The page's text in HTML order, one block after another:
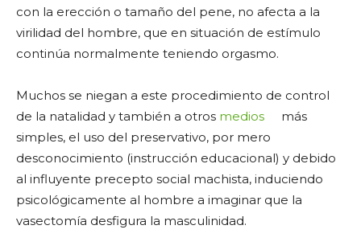
con la erección o tamaño del pene, no afecta a la
virilidad del hombre, que en situación de estímulo
continúa normalmente teniendo orgasmo.
Muchos se niegan a este procedimiento de control
de la natalidad y también a otros medios
más
simples, el uso del preservativo, por mero
desconocimiento (instrucción educacional) y debido
al influyente precepto social machista, induciendo
psicológicamente al hombre a imaginar que la
vasectomía desfigura la masculinidad.